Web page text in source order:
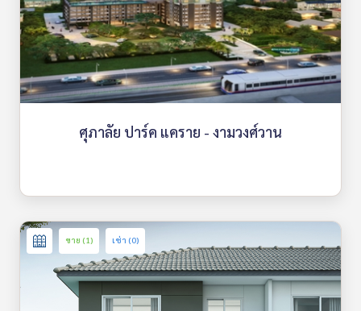
ศุภาลัย ปาร์ค แคราย - งามวงศ์วาน
ขาย (1) เช่า (0)